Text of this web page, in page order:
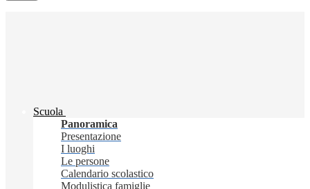
Scuola
Panoramica
Presentazione
I luoghi
Le persone
Calendario scolastico
Modulistica famiglie